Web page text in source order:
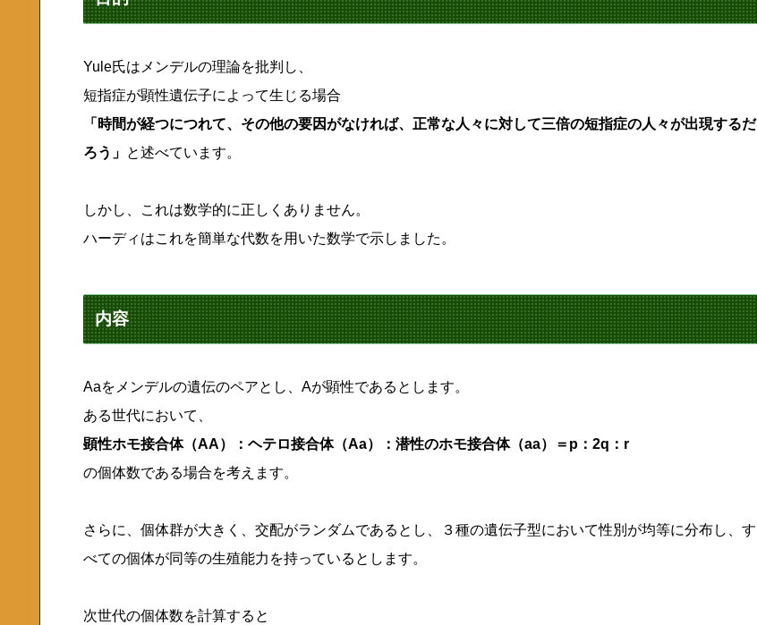
Yule氏はメンデルの理論を批判し、
短指症が顕性遺伝子によって生じる場合
「時間が経つにつれて、その他の要因がなければ、正常な人々に対して三倍の短指症の人々が出現するだ
ろう」 と述べています。
しかし、これは数学的に正しくありません。
ハーディはこれを簡単な代数を用いた数学で示しました。
内容
Aaをメンデルの遺伝のペアとし、Aが顕性であるとします。
ある世代において、
顕性ホモ接合体（AA）：ヘテロ接合体（Aa）：潜性のホモ接合体（aa）＝p：2q：r
の個体数である場合を考えます。
さらに、個体群が大きく、交配がランダムであるとし、３種の遺伝子型において性別が均等に分布し、す
べての個体が同等の生殖能力を持っているとします。
次世代の個体数を計算すると